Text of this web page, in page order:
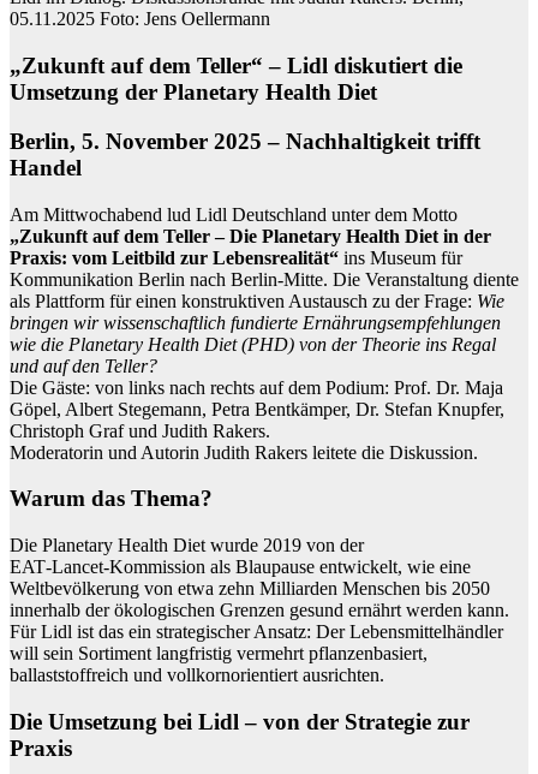
05.11.2025 Foto: Jens Oellermann
„Zukunft auf dem Teller“ – Lidl diskutiert die
Umsetzung der Planetary Health Diet
Berlin, 5. November 2025 – Nachhaltigkeit trifft
Handel
Am Mittwochabend lud Lidl Deutschland unter dem Motto
„Zukunft auf dem Teller – Die Planetary Health Diet in der
Praxis: vom Leitbild zur Lebensrealität“ ins Museum für
Kommunikation Berlin nach Berlin-Mitte. Die Veranstaltung diente
als Plattform für einen konstruktiven Austausch zu der Frage: Wie
bringen wir wissenschaftlich fundierte Ernährungsempfehlungen
wie die Planetary Health Diet (PHD) von der Theorie ins Regal
und auf den Teller?
Die Gäste: von links nach rechts auf dem Podium: Prof. Dr. Maja
Göpel, Albert Stegemann, Petra Bentkämper, Dr. Stefan Knupfer,
Christoph Graf und Judith Rakers.
Moderatorin und Autorin Judith Rakers leitete die Diskussion.
Warum das Thema?
Die Planetary Health Diet wurde 2019 von der
EAT‑Lancet‑Kommission als Blaupause entwickelt, wie eine
Weltbevölkerung von etwa zehn Milliarden Menschen bis 2050
innerhalb der ökologischen Grenzen gesund ernährt werden kann.
Für Lidl ist das ein strategischer Ansatz: Der Lebensmittelhändler
will sein Sortiment langfristig vermehrt pflanzenbasiert,
ballaststoffreich und vollkornorientiert ausrichten.
Die Umsetzung bei Lidl – von der Strategie zur
Praxis